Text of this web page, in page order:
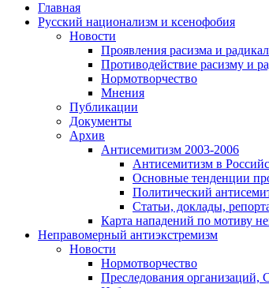
Главная
Русский национализм и ксенофобия
Новости
Проявления расизма и
Противодействие расизму и
Нормотворчество
Мнения
Публикации
Документы
Архив
Антисемитизм 2003-2006
Антисемитизм в
Основные тенденции
Политический
Статьи, доклады,
Карта нападений по мотиву
Неправомерный антиэкстремизм
Новости
Нормотворчество
Преследования